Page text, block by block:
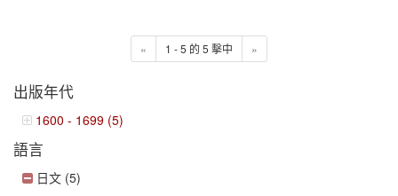
« 1 - 5 的 5 擊中 »
出版年代
1600 - 1699 (5)
語言
日文 (5)